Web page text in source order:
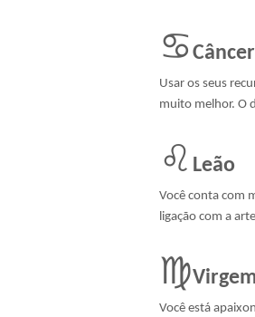
♋ Câncer
Usar os seus
muito melhor. O
♌ Leão
Você conta com
ligação com a
♍
Você está